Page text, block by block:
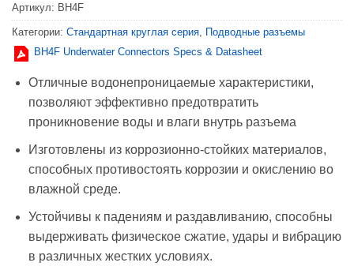
Артикул: BH4F
Категории: Стандартная круглая серия Подводные разъемы
BH4F Underwater Connectors Specs & Datasheet
Отличные водонепроницаемые характеристики,
позволяют эффективно предотвратить
проникновение воды и влаги внутрь разъема
Изготовлены из коррозионно-стойких материалов,
способных противостоять коррозии и окислению во
влажной среде.
Устойчивы к падениям и раздавливанию, способны
выдерживать физическое сжатие, удары и вибрацию
в различных жестких условиях.